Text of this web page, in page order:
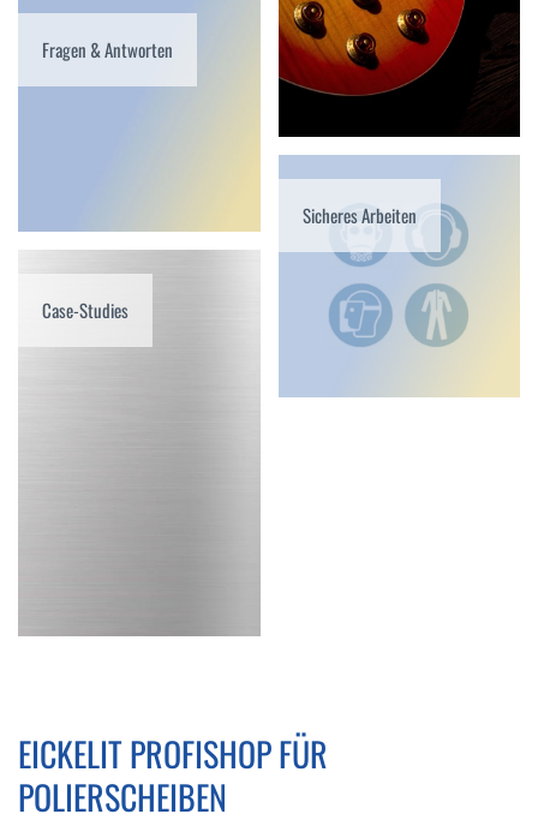
Fragen & Antworten
Sicheres Arbeiten
Case-Studies
EICKELIT PROFISHOP FÜR
POLIERSCHEIBEN